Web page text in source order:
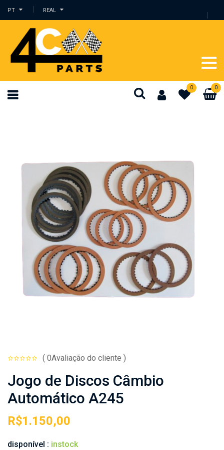
PT REAL
0 0
( 0Avaliação do cliente )
Jogo de Discos Câmbio
Automático A245
R$1.150,00
disponível : instock